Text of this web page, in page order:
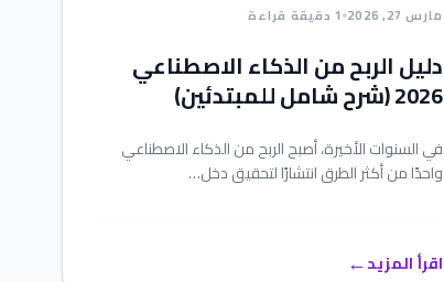
مارس 27, 2026 1 دقيقة قراءة
دليل الربح من الذكاء الاصطناعي
2026 (شرح شامل للمبتدئين)
في السنوات الأخيرة، أصبح الربح من الذكاء الاصطناعي
واحدًا من أكثر الطرق انتشارًا لتحقيق دخل…
اقرأ المزيد←